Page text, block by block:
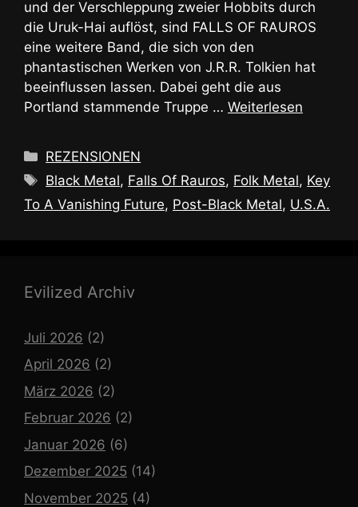
und der Verschleppung zweier Hobbits durch
die Uruk-Hai auflöst, sind FALLS OF RAUROS
eine weitere Band, die sich von den
phantastischen Werken von J.R.R. Tolkien hat
beeinflussen lassen. Dabei geht die aus
Portland stammende Truppe … Weiterlesen
Kategorien
REZENSIONEN
Schlagwörter
Black Metal, Falls Of Rauros, Folk Metal, Key
To A Vanishing Future, Post-Black Metal, U.S.A.
Evilized Archiv
Juli 2026 (2)
April 2026 (2)
März 2026 (2)
Februar 2026 (2)
Januar 2026 (6)
Dezember 2025 (14)
November 2025 (4)